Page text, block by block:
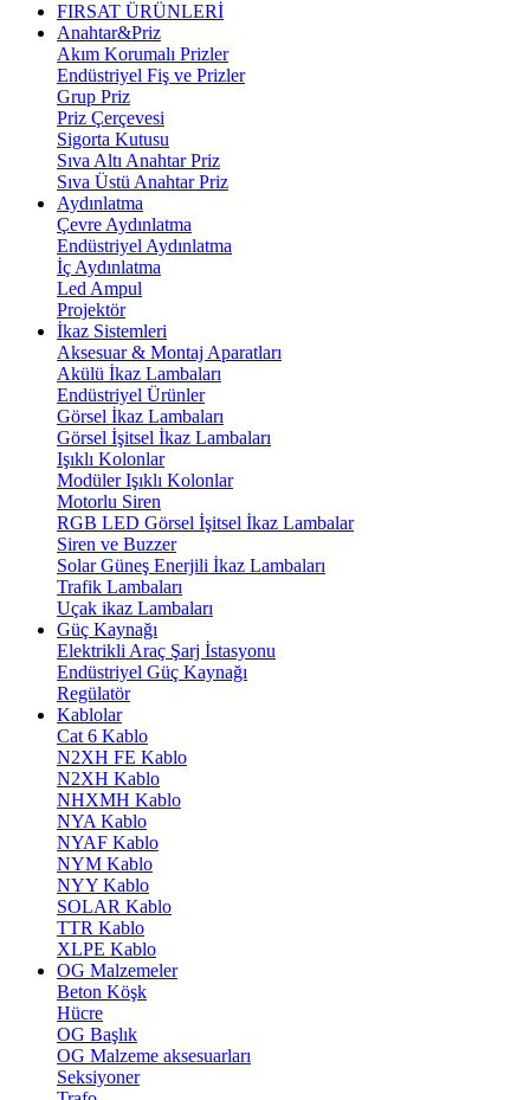
FIRSAT ÜRÜNLERİ
Anahtar&Priz
Akım Korumalı Prizler
Endüstriyel Fiş ve Prizler
Grup Priz
Priz Çerçevesi
Sigorta Kutusu
Sıva Altı Anahtar Priz
Sıva Üstü Anahtar Priz
Aydınlatma
Çevre Aydınlatma
Endüstriyel Aydınlatma
İç Aydınlatma
Led Ampul
Projektör
İkaz Sistemleri
Aksesuar & Montaj Aparatları
Akülü İkaz Lambaları
Endüstriyel Ürünler
Görsel İkaz Lambaları
Görsel İşitsel İkaz Lambaları
Işıklı Kolonlar
Modüler Işıklı Kolonlar
Motorlu Siren
RGB LED Görsel İşitsel İkaz Lambalar
Siren ve Buzzer
Solar Güneş Enerjili İkaz Lambaları
Trafik Lambaları
Uçak ikaz Lambaları
Güç Kaynağı
Elektrikli Araç Şarj İstasyonu
Endüstriyel Güç Kaynağı
Regülatör
Kablolar
Cat 6 Kablo
N2XH FE Kablo
N2XH Kablo
NHXMH Kablo
NYA Kablo
NYAF Kablo
NYM Kablo
NYY Kablo
SOLAR Kablo
TTR Kablo
XLPE Kablo
OG Malzemeler
Beton Köşk
Hücre
OG Başlık
OG Malzeme aksesuarları
Seksiyoner